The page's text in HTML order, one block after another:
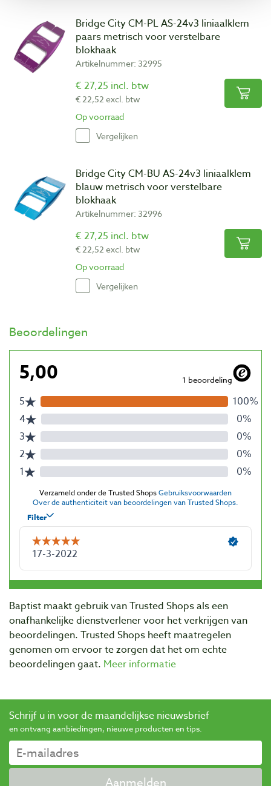
Bridge City CM-PL AS-24v3 liniaalklem
paars metrisch voor verstelbare
blokhaak
Artikelnummer: 32995
€ 27,25 incl. btw
€ 22,52 excl. btw
Op voorraad
Vergelijken
Bridge City CM-BU AS-24v3 liniaalklem
blauw metrisch voor verstelbare
blokhaak
Artikelnummer: 32996
€ 27,25 incl. btw
€ 22,52 excl. btw
Op voorraad
Vergelijken
Beoordelingen
Baptist maakt gebruik van Trusted Shops als een
onafhankelijke dienstverlener voor het verkrijgen van
beoordelingen. Trusted Shops heeft maatregelen
genomen om ervoor te zorgen dat het om echte
beoordelingen gaat. Meer informatie
Schrijf u in voor de maandelijkse nieuwsbrief
en ontvang aanbiedingen, nieuwe producten en tips.
Aanmelden